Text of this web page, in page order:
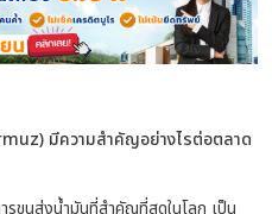
มีความสำคัญอย่างไรต่อตลาด
ขนส่งน้ำมันที่สำคัญที่สุดในโลก เป็น